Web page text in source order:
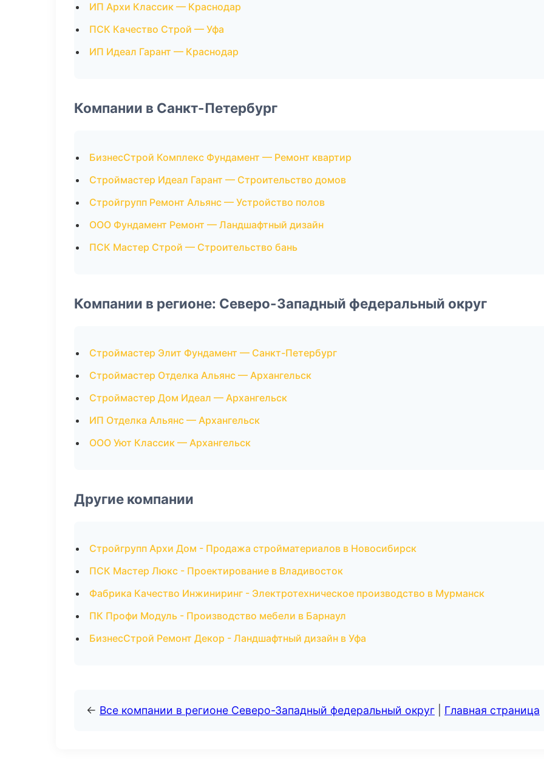
ИП Архи Классик — Краснодар
ПСК Качество Строй — Уфа
ИП Идеал Гарант — Краснодар
Компании в Санкт-Петербург
БизнесСтрой Комплекс Фундамент — Ремонт квартир
Строймастер Идеал Гарант — Строительство домов
Стройгрупп Ремонт Альянс — Устройство полов
ООО Фундамент Ремонт — Ландшафтный дизайн
ПСК Мастер Строй — Строительство бань
Компании в регионе: Северо-Западный федеральный округ
Строймастер Элит Фундамент — Санкт-Петербург
Строймастер Отделка Альянс — Архангельск
Строймастер Дом Идеал — Архангельск
ИП Отделка Альянс — Архангельск
ООО Уют Классик — Архангельск
Другие компании
Стройгрупп Архи Дом - Продажа стройматериалов в Новосибирск
ПСК Мастер Люкс - Проектирование в Владивосток
Фабрика Качество Инжиниринг - Электротехническое производство в Мурманск
ПК Профи Модуль - Производство мебели в Барнаул
БизнесСтрой Ремонт Декор - Ландшафтный дизайн в Уфа
← Все компании в регионе Северо-Западный федеральный округ Главная страница